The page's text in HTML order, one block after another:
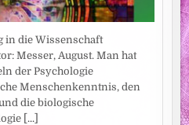
in die Wissenschaft
Messer, August. Man hat
der Psychologie
Menschenkenntnis, den
die biologische
[...]